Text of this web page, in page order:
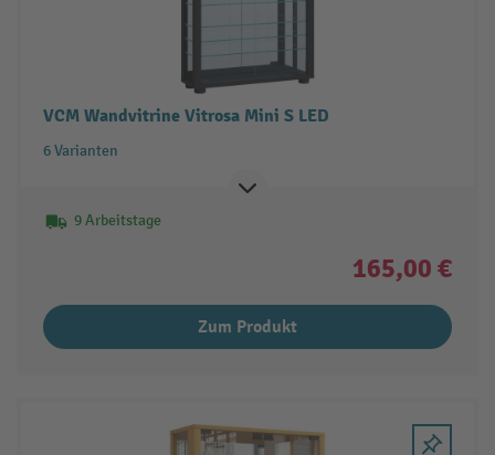
VCM Wandvitrine Vitrosa Mini S LED
6 Varianten
9 Arbeitstage
165,00 €
Zum Produkt